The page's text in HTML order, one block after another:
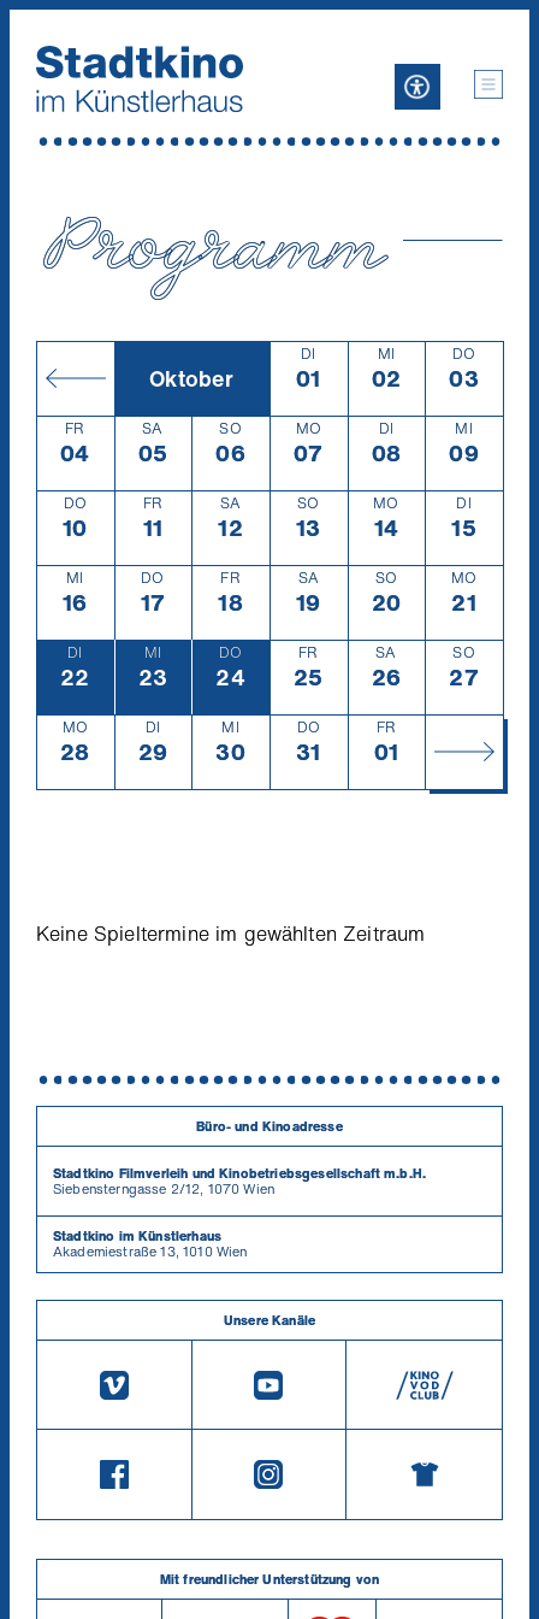
Inhalt
Programm
Oktober
DI
Dienstag
1.10.
01
MI
Mittwoch
2.10.
02
DO
3.10.
03
FR
Freitag
4.10.
04
SA
Samstag
5.10.
05
SO
Sonntag
6.10.
06
MO
Montag
7.10.
07
DI
Dienstag
8.10.
08
MI
9.10.
09
DO
Donnerstag
10.10.
10
FR
Freitag
11.10.
11
SA
Samstag
12.10.
12
SO
Sonntag
13.10.
13
MO
Montag
14.10.
14
DI
15.10.
15
MI
Mittwoch
16.10.
16
DO
Donnerstag
17.10.
17
FR
Freitag
18.10.
18
SA
Samstag
19.10.
19
SO
Sonntag
20.10.
20
MO
Montag
21.10.
21
DI
Dienstag
22.10.
22
MI
Mittwoch
23.10.
23
DO
Donnerstag
24.10.
24
FR
Freitag
25.10.
25
SA
Samstag
26.10.
26
SO
Sonntag
27.10.
27
MO
Montag
28.10.
28
DI
Dienstag
29.10.
29
MI
Mittwoch
30.10.
30
DO
Donnerstag
31.10.
31
FR
Freitag
1.11.
01
Keine Spieltermine im gewählten Zeitraum
Büro- und Kinoadresse
Stadtkino Filmverleih und Kinobetriebsgesellschaft m.b.H.
Siebensterngasse 2/12, 1070 Wien
Stadtkino im Künstlerhaus
Akademiestraße 13, 1010 Wien
Unsere Kanäle
Mit freundlicher Unterstützung von